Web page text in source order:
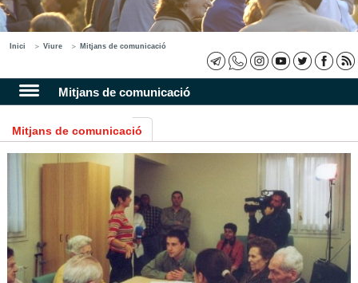
Inici Viure Mitjans de comunicació
Mitjans de comunicació
Mitjans de comunicació